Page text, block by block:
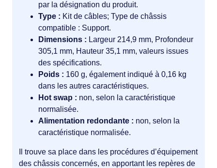
par la désignation du produit.
Type : Kit de câbles; Type de châssis
compatible : Support.
Dimensions : Largeur 214,9 mm, Profondeur
305,1 mm, Hauteur 35,1 mm, valeurs issues
des spécifications.
Poids : 160 g, également indiqué à 0,16 kg
dans les autres caractéristiques.
Hot swap : non, selon la caractéristique
normalisée.
Alimentation redondante : non, selon la
caractéristique normalisée.
Il trouve sa place dans les procédures d’équipement
des châssis concernés, en apportant les repères de